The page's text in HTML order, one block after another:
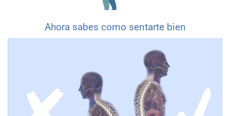
Ahora sabes como sentarte bien